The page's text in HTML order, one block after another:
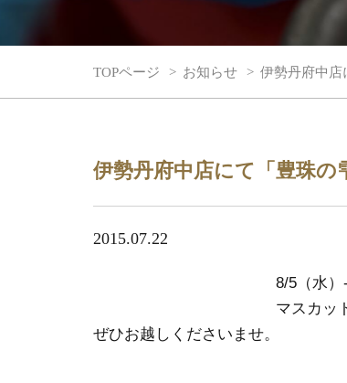
TOPページ お知らせ 伊勢丹府中店
伊勢丹府中店にて「豊珠の
2015.07.22
8/5（水
マスカッ
ぜひお越しくださいませ。